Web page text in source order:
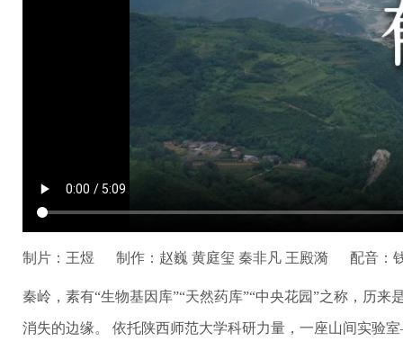
制片：王煜 制作：赵巍 黄庭玺 秦非凡 王殿漪 配音：
秦岭，素有“生物基因库”“天然药库”“中央花园”之称，历
消失的边缘。 依托陕西师范大学科研力量，一座山间实验